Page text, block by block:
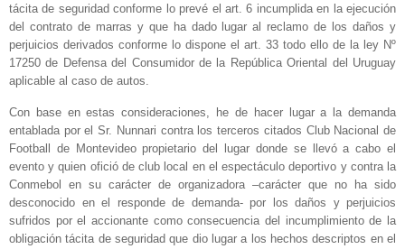
tácita de seguridad conforme lo prevé el art. 6 incumplida en la ejecución
del contrato de marras y que ha dado lugar al reclamo de los daños y
perjuicios derivados conforme lo dispone el art. 33 todo ello de la ley Nº
17250 de Defensa del Consumidor de la República Oriental del Uruguay
aplicable al caso de autos.
Con base en estas consideraciones, he de hacer lugar a la demanda
entablada por el Sr. Nunnari contra los terceros citados Club Nacional de
Football de Montevideo propietario del lugar donde se llevó a cabo el
evento y quien ofició de club local en el espectáculo deportivo y contra la
Conmebol en su carácter de organizadora –carácter que no ha sido
desconocido en el responde de demanda- por los daños y perjuicios
sufridos por el accionante como consecuencia del incumplimiento de la
obligación tácita de seguridad que dio lugar a los hechos descriptos en el